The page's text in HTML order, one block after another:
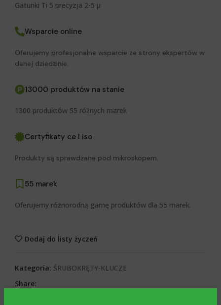
Gatunki Ti 5 precyzja 2-5 μ
Wsparcie online
Oferujemy profesjonalne wsparcie ze strony ekspertów w
danej dziedzinie.
13000 produktów na stanie
1300 produktów 55 różnych marek
Certyfikaty ce I iso
Produkty są sprawdzane pod mikroskopem.
55 marek
Oferujemy różnorodną gamę produktów dla 55 marek.
Dodaj do listy życzeń
Kategoria: ŚRUBOKRĘTY-KLUCZE
Share: